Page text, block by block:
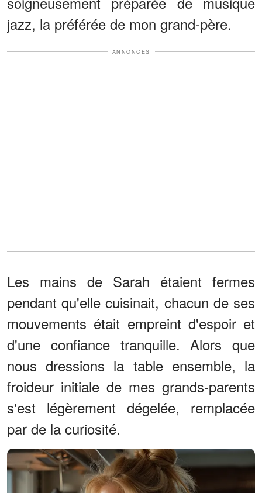
jazz, la préférée de mon grand-père.
ANNONCES
Les mains de Sarah étaient fermes
pendant qu'elle cuisinait, chacun de ses
mouvements était empreint d'espoir et
d'une confiance tranquille. Alors que
nous dressions la table ensemble, la
froideur initiale de mes grands-parents
s'est légèrement dégelée, remplacée
par de la curiosité.